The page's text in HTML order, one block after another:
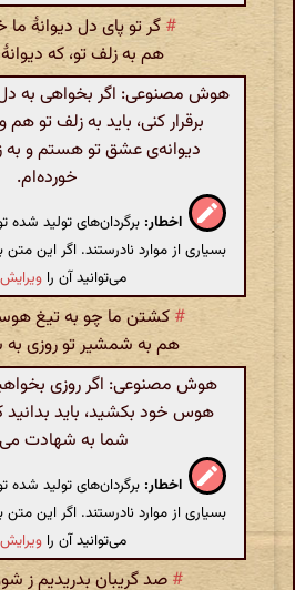
# گر تو پای دل دیوانهٔ
هم به زلف تو، که
هوش مصنوعی: اگر بخواهی به دل
برقرار کنی، باید به زلف تو
دیوانه‌ی عشق تو هستم و به
خورده‌ام.
اخطار: برگردان‌های تولید
بسیاری از موارد نادرستند. اگر این
می‌توانید آن را ویرایش
# کشتن ما چو به تیغ
هم به شمشیر تو روزی
هوش مصنوعی: اگر روزی
هوس خود بکشید، باید بدانید
شما به شهادت
اخطار: برگردان‌های تولید
بسیاری از موارد نادرستند. اگر این
می‌توانید آن را ویرایش
# صد گریبان بدریدیم ز